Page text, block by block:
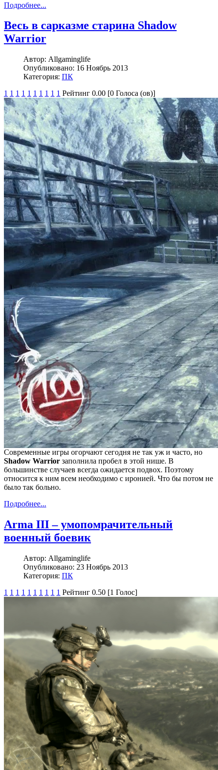
Подробнее...
Весь в сарказме старина Shadow
Warrior
Автор: Allgaminglife
Опубликовано: 16 Ноябрь 2013
Категория: ПК
1 1 1 1 1 1 1 1 1 1 Рейтинг 0.00 [0 Голоса (ов)]
Современные игры огорчают сегодня не так уж и часто, но
Shadow Warrior заполнила пробел в этой нише. В
большинстве случаев всегда ожидается подвох. Поэтому
относится к ним всем необходимо с иронией. Что бы потом не
было так больно.
Подробнее...
Arma III – умопомрачительный
военный боевик
Автор: Allgaminglife
Опубликовано: 23 Ноябрь 2013
Категория: ПК
1 1 1 1 1 1 1 1 1 1 Рейтинг 0.50 [1 Голос]